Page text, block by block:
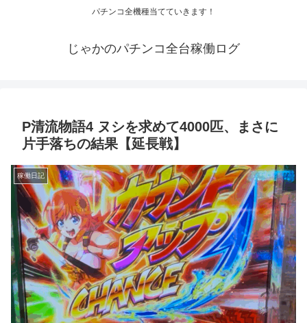
パチンコ全機種当てていきます！
じゃかのパチンコ全台稼働ログ
P清流物語4 ヌシを求めて4000匹、まさに
片手落ちの結果【延長戦】
稼働日記